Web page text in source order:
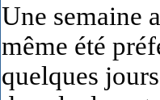
Une semaine
même été
quelques